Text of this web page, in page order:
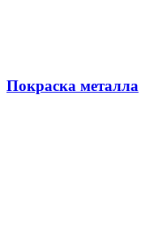
Покраска металла